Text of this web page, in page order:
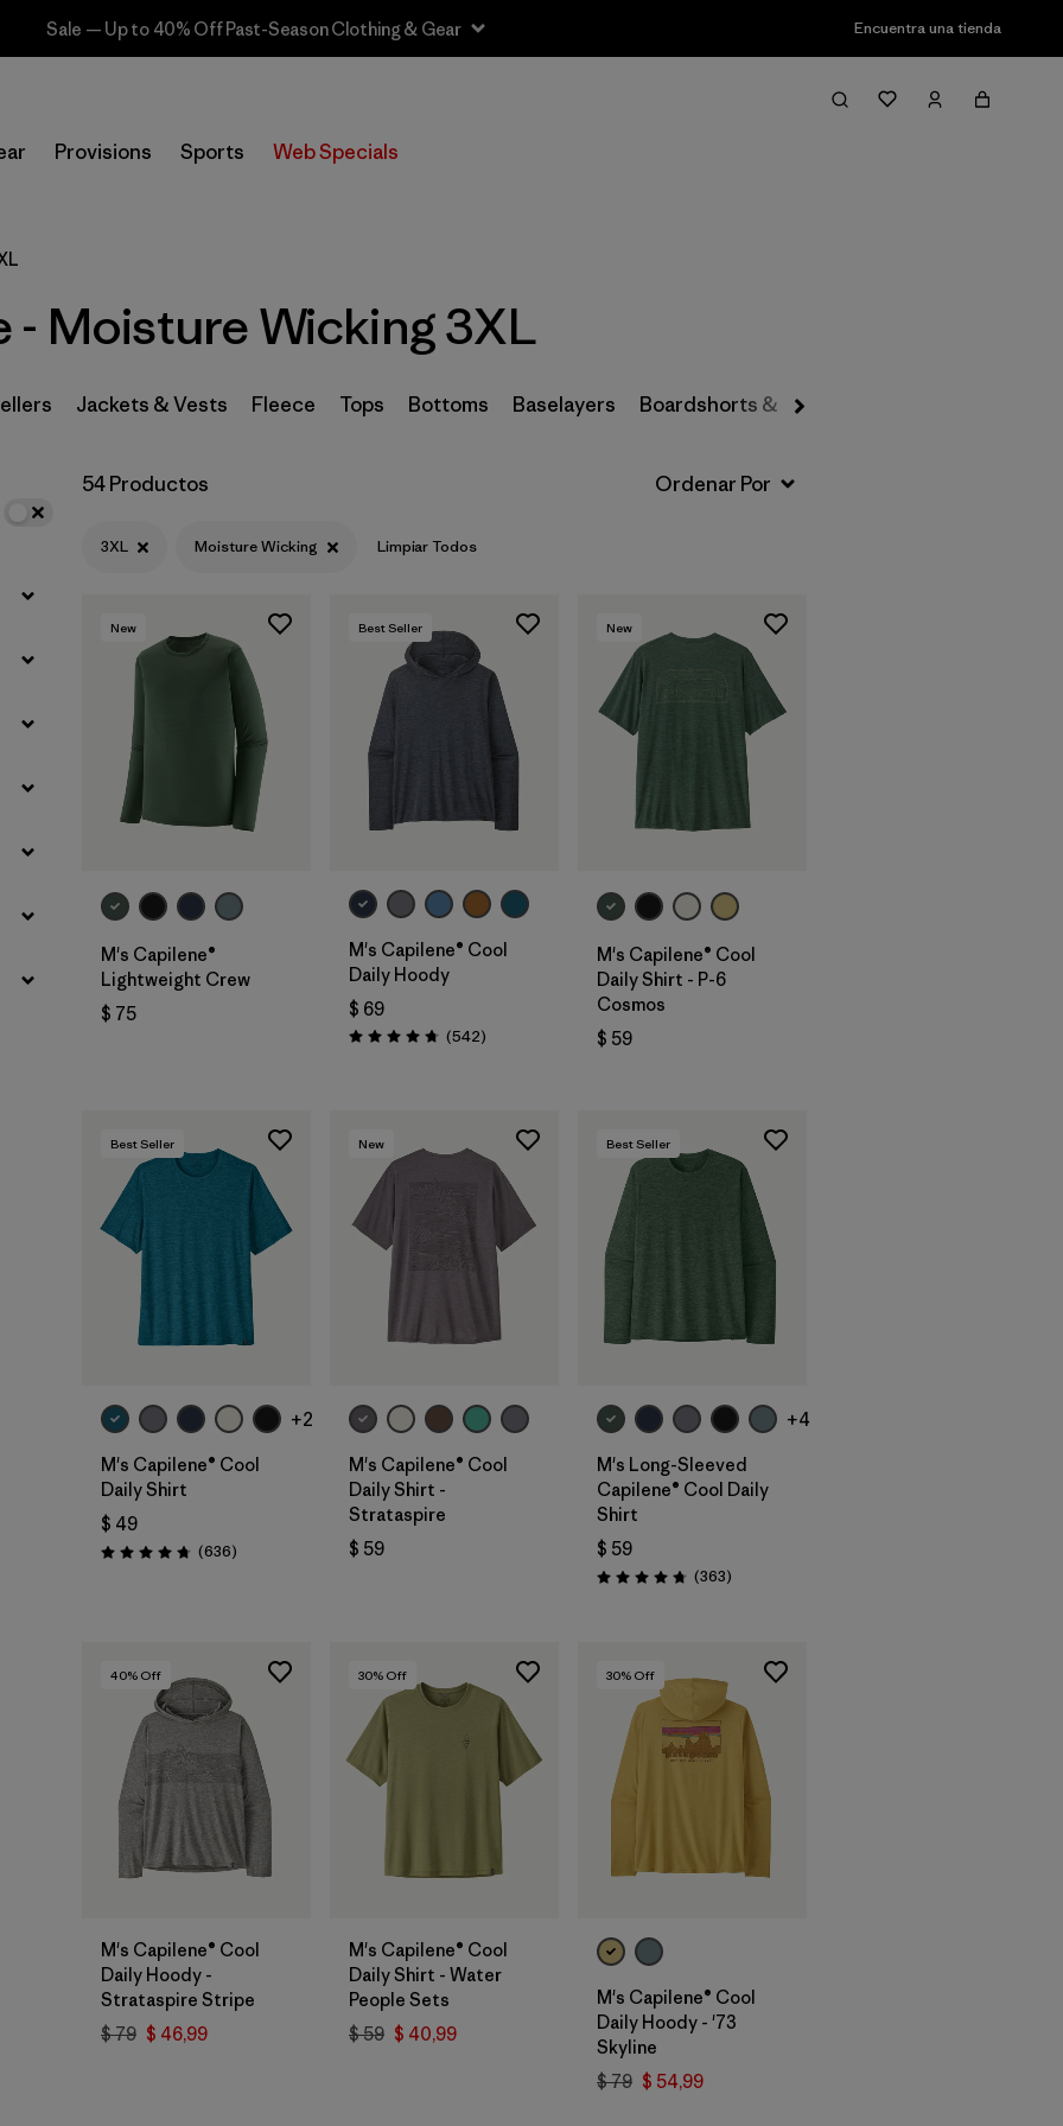
Sale — Up to 40% Off Past-Season Clothing & Gear Encuentra una tienda
Provisions Sports Web Specials
Filter & Sort
Selecciona una tienda
Filtrar por
Price
Filtrar por
Size
Filtrar por
Fit
Filtrar por
Features
Filtrar por
Materials & Fabric
- Moisture Wicking 3XL
Jackets & Vests Fleece Tops Bottoms Baselayers Boardshorts & Rashguards
54 Productos
3XL Moisture Wicking Limpiar Todos
New
M's Capilene®
Lightweight Crew
$ 75
Best Seller
M's Capilene® Cool
Daily Hoody
$ 69
Valoración: 4.8 / 5
(542Comentarios
)
New
M's Capilene® Cool
Daily Shirt - P-6
Cosmos
$ 59
Best Seller
+2
M's Capilene® Cool
Daily Shirt
$ 49
Valoración: 4.7 / 5
(636Comentarios
)
New
M's Capilene® Cool
Daily Shirt -
Strataspire
$ 59
Best Seller
+4
M's Long-Sleeved
Capilene® Cool Daily
Shirt
$ 59
Valoración: 4.7 / 5
(363Comentarios
)
40% Off
M's Capilene® Cool
Daily Hoody -
Strataspire Stripe
$ 79 $ 46,99
30% Off
M's Capilene® Cool
Daily Shirt - Water
People Sets
$ 59 $ 40,99
30% Off
M's Capilene® Cool
Daily Hoody - '73
Skyline
$ 79 $ 54,99